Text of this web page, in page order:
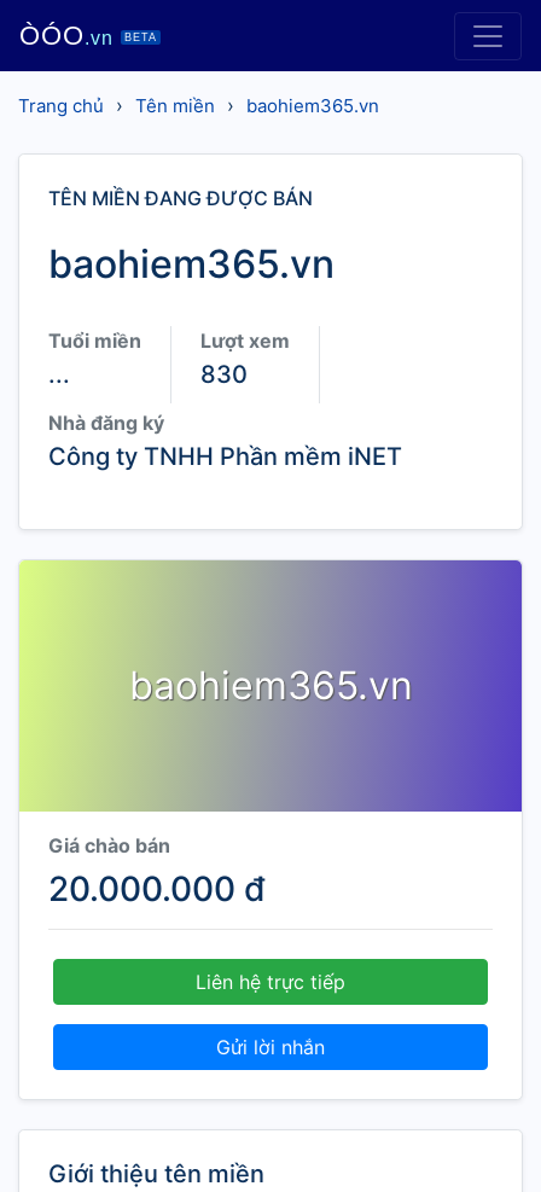
ÒÓO.vn BETA
Trang chủ › Tên miền › baohiem365.vn
TÊN MIỀN ĐANG ĐƯỢC BÁN
baohiem365.vn
Tuổi miền
...
Lượt xem
830
Nhà đăng ký
Công ty TNHH Phần mềm iNET
baohiem365.vn
Giá chào bán
20.000.000 đ
Liên hệ trực tiếp
Gửi lời nhắn
Giới thiệu tên miền